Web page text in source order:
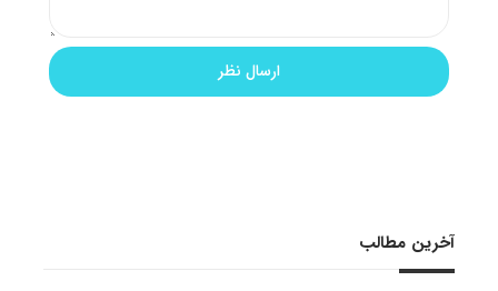
آخرین مطالب